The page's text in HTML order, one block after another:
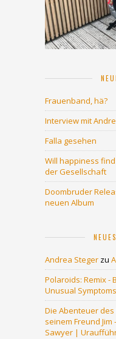
Frauenband, hä?
Interview mit
Falla gesehen
Will happiness
der Gesellschaft
Doombruder
neuen Album
Andrea Steger zu
Polaroids: Remix -
Unusual
Die Abenteuer
seinem Freund
Sawyer |